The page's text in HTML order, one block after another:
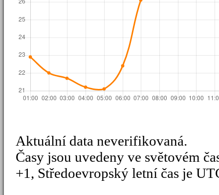
Aktuální data neverifikovaná.
Časy jsou uvedeny ve světovém
+1, Středoevropský letní čas je